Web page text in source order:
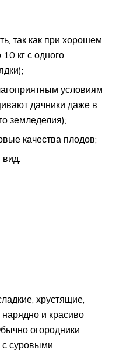
так как при хорошем
кг с одного
условиям
дачники даже в
земледелия);
качества плодов;
хрустящие,
нарядно и красиво
огородники
с суровыми